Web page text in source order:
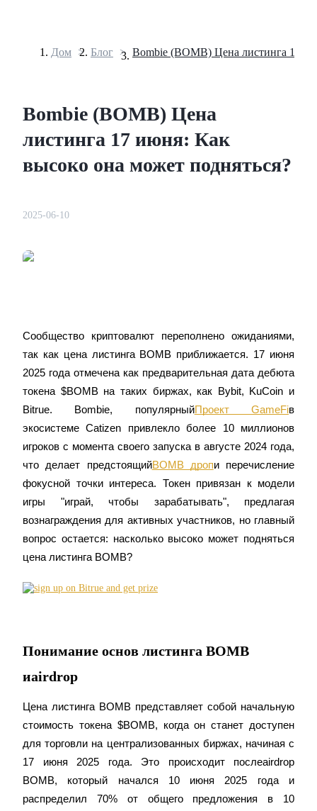
Фьючерсы на COIN-M
Криптовалютные фьючерсы
TradFi
Деривативы на акции, форекс, драгоценные металлы и
сырьевые товары
Дом > Блог >
Bombie (BOMB) Цена
листинга 17 июня: Как
высоко она может подняться?
2025-06-10
Сообщество криптовалют переполнено ожиданиями,
так как цена листинга BOMB приближается. 17 июня
2025 года отмечена как предварительная дата дебюта
токена $BOMB на таких биржах, как Bybit, KuCoin и
Bitrue. Bombie, популярныйПроект GameFiв
экосистеме Catizen привлекло более 10 миллионов
игроков с момента своего запуска в августе 2024 года,
что делает предстоящийBOMB дропи перечисление
фокусной точки интереса. Токен привязан к модели
игры "играй, чтобы зарабатывать", предлагая
вознаграждения для активных участников, но главный
вопрос остается: насколько высоко может подняться
цена листинга BOMB?
Понимание основ листинга BOMB
иairdrop
Цена листинга BOMB представляет собой начальную
стоимость токена $BOMB, когда он станет доступен
для торговли на централизованных биржах, начиная с
17 июня 2025 года. Это происходит послеairdrop
BOMB, который начался 10 июня 2025 года и
распределил 70% от общего предложения в 10